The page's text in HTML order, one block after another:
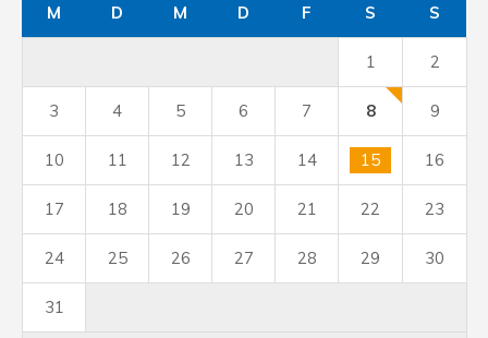
M D M D F S S
1 2
3 4 5 6 7 8 9
10 11 12 13 14 15 16
17 18 19 20 21 22 23
24 25 26 27 28 29 30
31